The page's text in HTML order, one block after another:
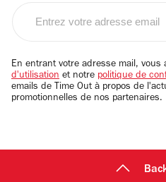
email
En entrant votre adresse mail, vous
d'utilisation et notre politique de
emails de Time Out à propos de
promotionnelles de nos partenaires.